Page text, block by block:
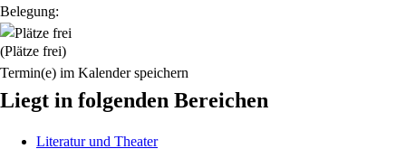
Belegung:
(Plätze frei)
Termin(e) im Kalender speichern
Liegt in folgenden Bereichen
Literatur und Theater